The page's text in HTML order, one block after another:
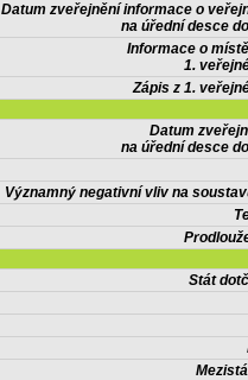
Datum zveřejnění informace o
na úřední desce
Informace o
1.
Zápis z 1.
Datum
na úřední desce
Významný negativní vliv na
Stát